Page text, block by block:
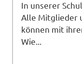
In unserer
Alle Mitglieder
können mit
Wie...